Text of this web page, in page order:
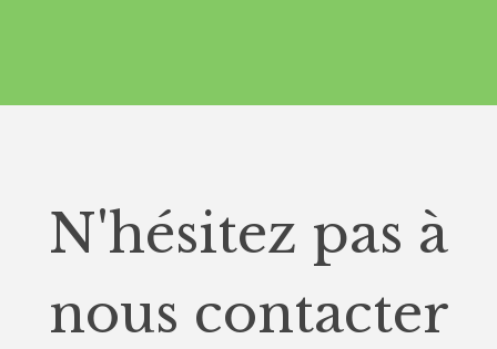
N'hésitez pas à
nous contacter